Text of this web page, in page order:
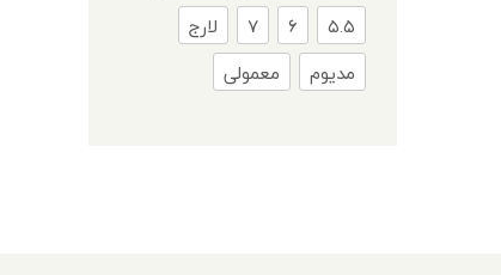
۵.۵
۶ ۷
لارج
مدیوم
معمولی